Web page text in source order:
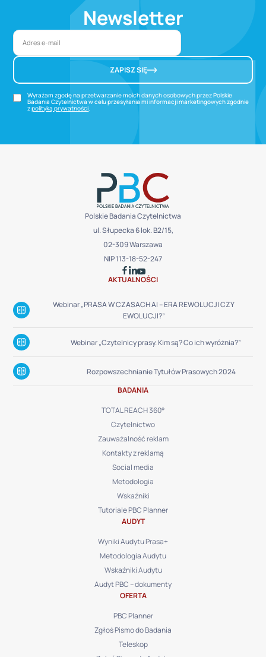
Newsletter
ZAPISZ SIĘ
Wyrażam zgodę na przetwarzanie moich danych osobowych przez Polskie
Badania Czytelnictwa w celu przesyłania mi informacji marketingowych zgodnie
zpolityką prywatności.
Polskie Badania Czytelnictwa
ul. Słupecka 6 lok. B2/15,
02-309 Warszawa
NIP 113-18-52-247
AKTUALNOŚCI
Webinar „PRASA W CZASACH AI – ERA REWOLUCJI CZY
EWOLUCJI?”
Webinar „Czytelnicy prasy. Kim są? Co ich wyróżnia?”
Rozpowszechnianie Tytułów Prasowych 2024
BADANIA
TOTAL REACH 360°
Czytelnictwo
Zauważalność reklam
Kontakty z reklamą
Social media
Metodologia
Wskaźniki
Tutoriale PBC Planner
AUDYT
Wyniki Audytu Prasa+
Metodologia Audytu
Wskaźniki Audytu
Audyt PBC – dokumenty
OFERTA
PBC Planner
Zgłoś Pismo do Badania
Teleskop